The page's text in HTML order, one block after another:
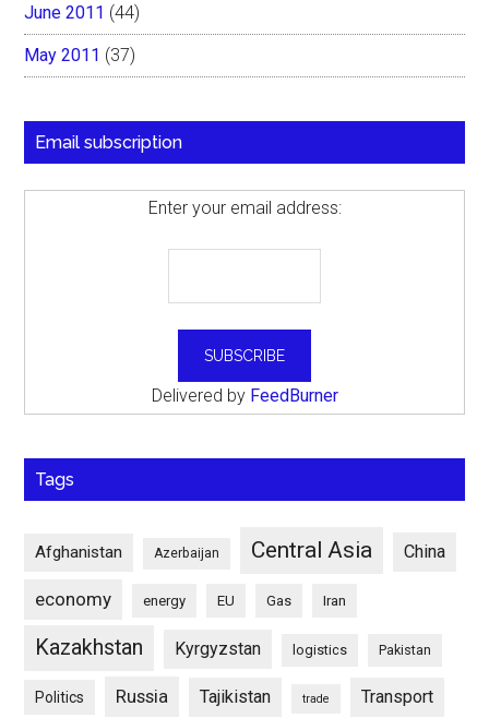
June 2011 (44)
May 2011 (37)
Email subscription
Enter your email address:
Delivered by FeedBurner
Tags
Afghanistan Azerbaijan Central Asia China
economy energy EU Gas Iran
Kazakhstan Kyrgyzstan logistics Pakistan
Politics Russia Tajikistan trade Transport